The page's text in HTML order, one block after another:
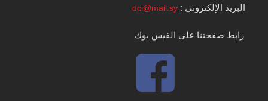
البريد الإلكتروني :dci@mail.sy
رابط صفحتنا على الفيس بوك